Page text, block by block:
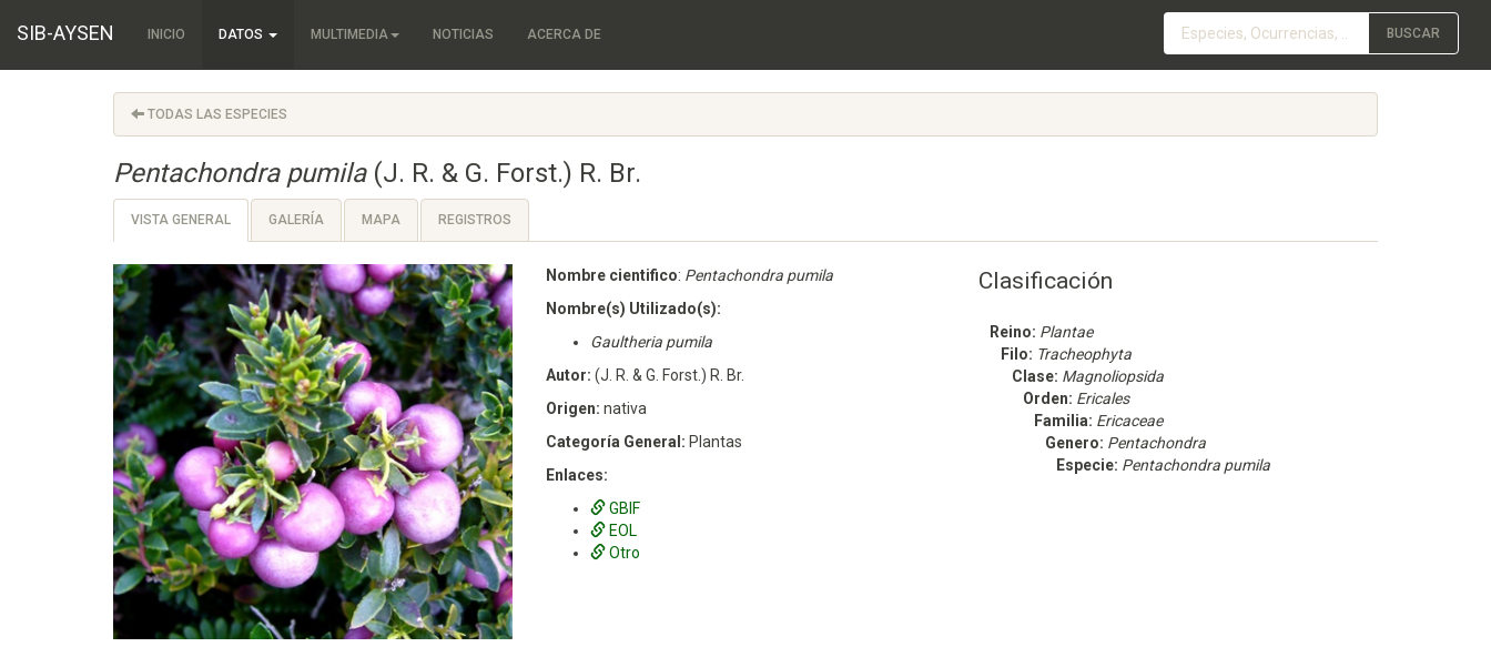
SIB-AYSEN INICIO DATOS MULTIMEDIA NOTICIAS ACERCA DE BUSCAR
TODAS LAS ESPECIES
Pentachondra pumila(J. R. & G. Forst.) R. Br.
VISTA GENERAL GALERÍA MAPA REGISTROS
Nombre cientifico: Pentachondra pumila
Nombre(s) Utilizado(s):
Gaultheria pumila
Autor: (J. R. & G. Forst.) R. Br.
Origen: nativa
Categoría General: Plantas
Enlaces:
GBIF
EOL
Otro
Clasificación
Reino: Plantae
Filo: Tracheophyta
Clase: Magnoliopsida
Orden: Ericales
Familia: Ericaceae
Genero: Pentachondra
Especie: Pentachondra pumila